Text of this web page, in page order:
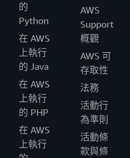
的
Python
在 AWS
上執行
的 Java
在 AWS
上執行
的 PHP
在 AWS
上執行
AWS
Support
概觀
AWS 可
存取性
法務
活動行
為準則
活動條
款與條